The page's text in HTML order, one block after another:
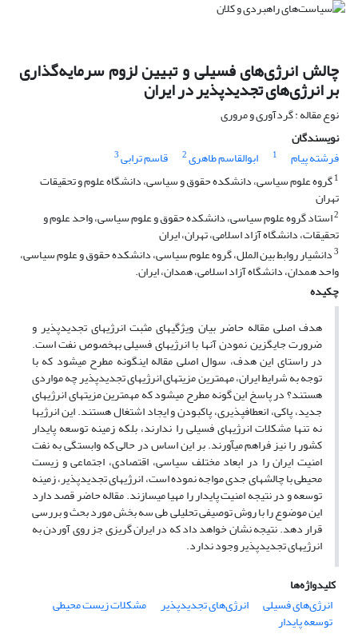
چالش انرژی‌های فسیلی و تبیین لزوم سرمایه‌گذاری
بر انرژی‏‌های تجدیدپذیر در ایران
نوع مقاله : گردآوری و مروری
نویسندگان
فرشته پیام
1 ابوالقاسم طاهری2 قاسم ترابی3
1گروه علوم سیاسی، دانشکده حقوق و سیاسی، دانشگاه علوم و تحقیقات
تهران
2استاد گروه علوم سیاسی، دانشکده حقوق و علوم سیاسی، واحد علوم و
تحقیقات، دانشگاه آزاد اسلامی، تهران، ایران
3دانشیار روابط بین الملل، گروه علوم سیاسی، دانشکده حقوق و علوم سیاسی،
واحد همدان، دانشگاه آزاد اسلامی، همدان، ایران.
چکیده
هدف اصلی مقاله حاضر بیان ویژگی‏های مثبت انرژی‏های تجدیدپذیر و
ضرورت جایگزین نمودن آنها با انرژی‏های فسیلی به­خصوص نفت است.
در راستای این هدف، سوال اصلی مقاله این‏گونه مطرح می‏شود که با
توجه به شرایط ایران، مهم‏ترین مزیت‏های انرژی‏های تجدیدپذیر چه مواردی
هستند؟ در پاسخ این گونه مطرح می‏شود که مهم‏ترین مزیت‏های انرژی‏های
جدید، پاکی، انعطاف‏پذیری، پاک‏بودن و ایجاد اشتغال هستند. این انرژی‏ها
نه تنها مشکلات انرژی‏های فسیلی را ندارند، بلکه زمینه توسعه پایدار
کشور را نیز فراهم می‏آورند. بر این اساس در حالی که وابستگی به نفت
امنیت ایران را در ابعاد مختلف سیاسی، اقتصادی، اجتماعی و زیست
محیطی با چالش‏های جدی مواجه نموده است، انرژی‏های تجدیدپذیر، زمینه
توسعه و در نتیجه امنیت پایدار را مهیا می‏سازند. مقاله حاضر قصد دارد
این موضوع را با روش توصیفی تحلیلی طی سه بخش مورد بحث و بررسی
قرار دهد. نتیجه نشان خواهد داد که در ایران گریزی جز روی آوردن به
انرژی‏های تجدیدپذیر وجود ندارد.
کلیدواژه‌ها
انرژی‏‌های فسیلی
انرژی‌‏های تجدیدپذیر مشکلات زیست ‏محیطی
توسعه پایدار